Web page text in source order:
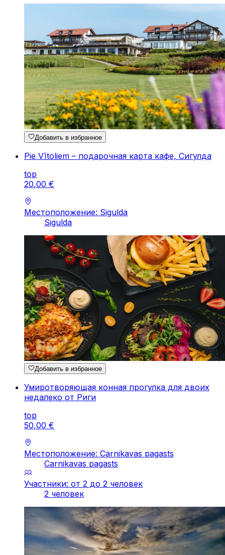
Добавить в избранное
Pie Vītoliem – подарочная карта кафе, Сигулда
top
20,00 €
Местоположение: Sigulda
Sigulda
Добавить в избранное
Умиротворяющая конная прогулка для двоих
недалеко от Риги
top
50,00 €
Местоположение: Carnikavas pagasts
Carnikavas pagasts
Участники: от 2 до 2 человек
2 человек